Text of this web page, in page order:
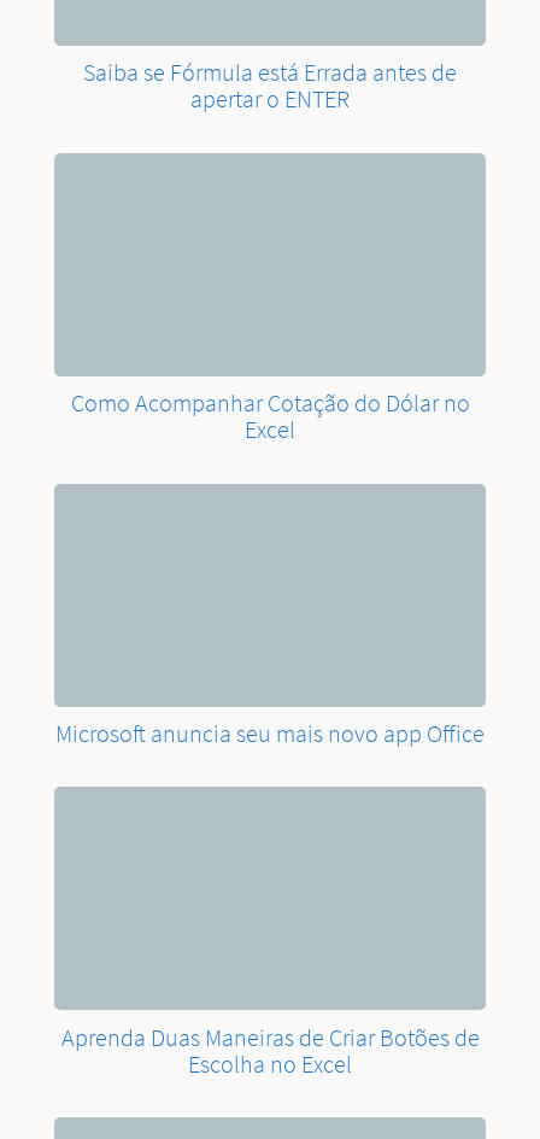
Saiba se Fórmula está Errada antes de
apertar o ENTER
Como Acompanhar Cotação do Dólar no
Excel
Microsoft anuncia seu mais novo app Office
Aprenda Duas Maneiras de Criar Botões de
Escolha no Excel